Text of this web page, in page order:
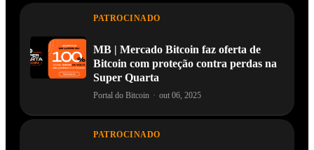
PATROCINADO
MB | Mercado Bitcoin faz oferta de
Bitcoin com proteção contra perdas na
Super Quarta
Portal do Bitcoin · out 06, 2025
PATROCINADO